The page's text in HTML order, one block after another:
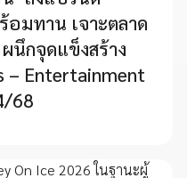
อมทาน เจาะตลาด
นึกจุดแข็งสร้าง
– Entertainment
68